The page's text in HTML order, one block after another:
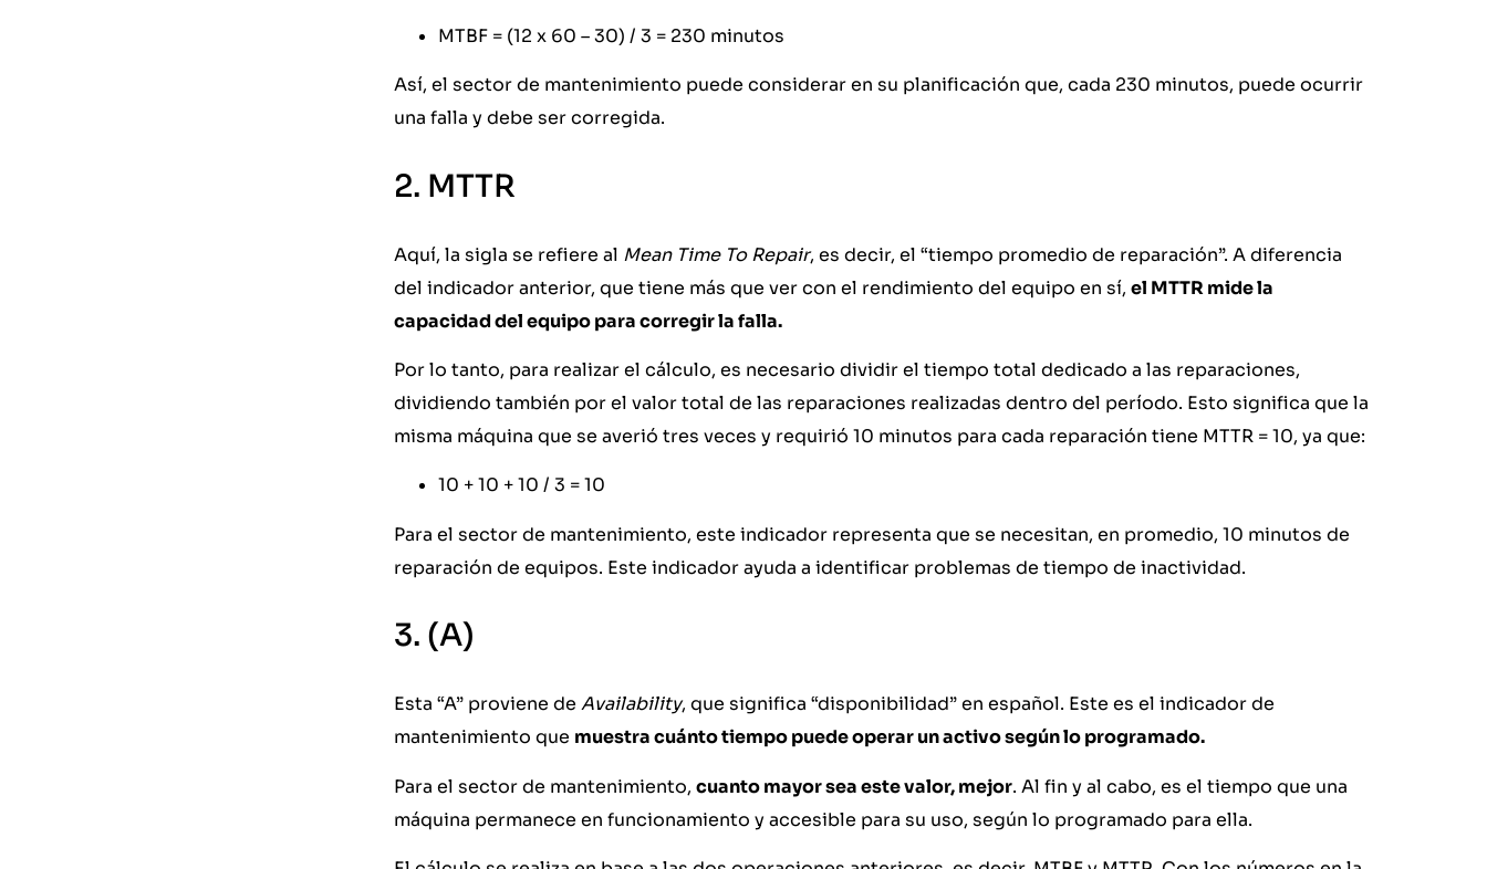
MTBF = (12 x 60 – 30) / 3 = 230 minutos
Así, el sector de mantenimiento puede considerar en su planificación que, cada 230 minutos, puede ocurrir
una falla y debe ser corregida.
2. MTTR
Aquí, la sigla se refiere al Mean Time To Repair, es decir, el “tiempo promedio de reparación”. A diferencia
del indicador anterior, que tiene más que ver con el rendimiento del equipo en sí, el MTTR mide la
capacidad del equipo para corregir la falla.
Por lo tanto, para realizar el cálculo, es necesario dividir el tiempo total dedicado a las reparaciones,
dividiendo también por el valor total de las reparaciones realizadas dentro del período. Esto significa que la
misma máquina que se averió tres veces y requirió 10 minutos para cada reparación tiene MTTR = 10, ya que:
10 + 10 + 10 / 3 = 10
Para el sector de mantenimiento, este indicador representa que se necesitan, en promedio, 10 minutos de
reparación de equipos. Este indicador ayuda a identificar problemas de tiempo de inactividad.
3. (A)
Esta “A” proviene de Availability, que significa “disponibilidad” en español. Este es el indicador de
mantenimiento que muestra cuánto tiempo puede operar un activo según lo programado.
Para el sector de mantenimiento, cuanto mayor sea este valor, mejor. Al fin y al cabo, es el tiempo que una
máquina permanece en funcionamiento y accesible para su uso, según lo programado para ella.